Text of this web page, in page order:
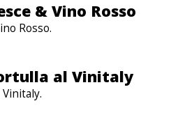
& Vino Rosso
Rosso.
al Vinitaly